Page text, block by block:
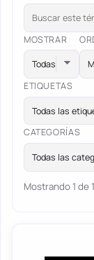
MOSTRAR
ETIQUETAS
Todas las
CATEGORÍAS
Todas las
Mostrando 1 de